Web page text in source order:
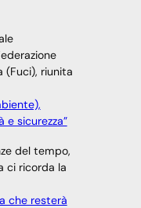
(Fuci), riunita
e sicurezza”
del tempo,
ci ricorda la
che resterà